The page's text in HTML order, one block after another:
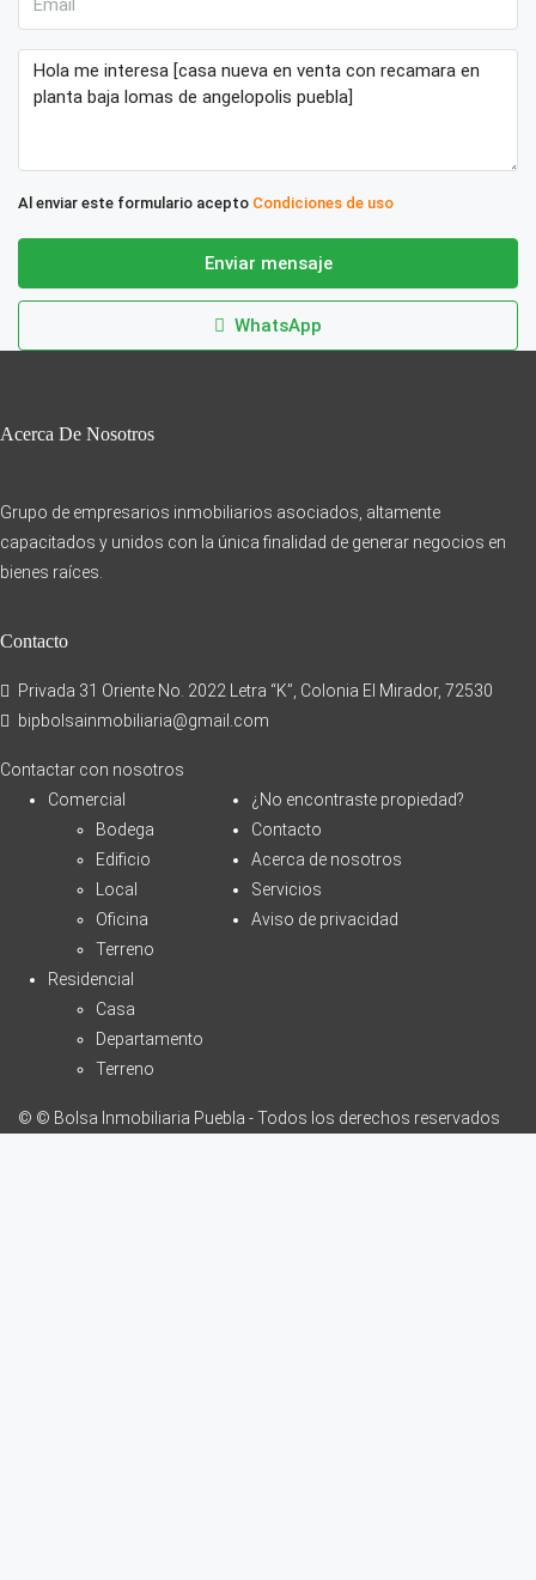
Al enviar este formulario acepto Condiciones de uso
Enviar mensaje
WhatsApp
Acerca De Nosotros
Grupo de empresarios inmobiliarios asociados, altamente
capacitados y unidos con la única finalidad de generar negocios en
bienes raíces.
Contacto
Privada 31 Oriente No. 2022 Letra “K”, Colonia El Mirador, 72530
bipbolsainmobiliaria@gmail.com
Contactar con nosotros
Comercial
Bodega
Edificio
Local
Oficina
Terreno
Residencial
Casa
Departamento
Terreno
¿No encontraste propiedad?
Contacto
Acerca de nosotros
Servicios
Aviso de privacidad
© © Bolsa Inmobiliaria Puebla - Todos los derechos reservados